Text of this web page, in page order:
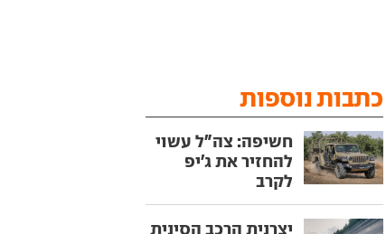
כתבות נוספות
חשיפה: צה"ל עשוי
להחזיר את ג'יפ
לקרב
יצרנית הרכב הסינית